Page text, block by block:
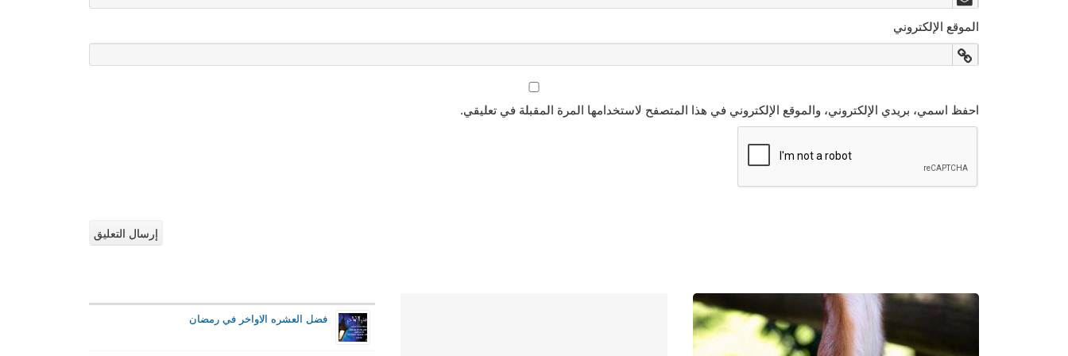
الموقع الإلكتروني
احفظ اسمي، بريدي الإلكتروني، والموقع الإلكتروني في هذا المتصفح لاستخدامها المرة المقبلة في تعليقي.
فضل العشره الاواخر في رمضان